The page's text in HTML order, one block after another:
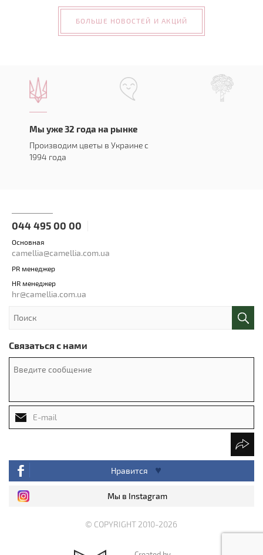
БОЛЬШЕ НОВОСТЕЙ И АКЦИЙ
Мы уже 32 года на рынке
Производим цветы в Украине с
1994 года
044 495 00 00
Основная
camellia@camellia.com.ua
PR менеджер
HR менеджер
hr@camellia.com.ua
Связаться с нами
Нравится
Мы в Instagram
© COPYRIGHT 2010-2026